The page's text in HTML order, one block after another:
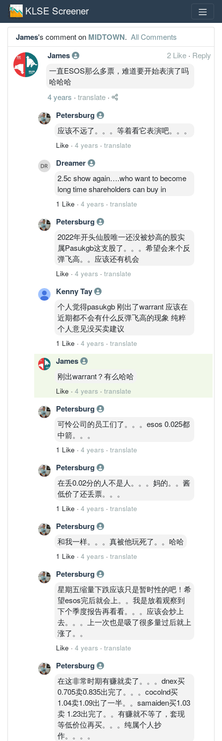
KLSE Screener
James's comment on MIDTOWN. All Comments
James 2 Like · Reply
一直ESOS那么多票，难道要开始表演了吗
哈哈哈
4 years · translate ·
Petersburg
应该不远了。。。等着看它表演吧。。。
Like · 4 years · translate
Dreamer
2.5c show again….who want to become
long time shareholders can buy in
1 Like · 4 years · translate
Petersburg
2022年开头仙股唯一还没被炒高的股实
属Pasukgb这支股了。。。希望会来个反
弹飞高。。应该还有机会
Like · 4 years · translate
Kenny Tay
个人觉得pasukgb 刚出了warrant 应该在
近期都不会有什么反弹飞高的现象 纯粹
个人意见没买卖建议
1 Like · 4 years · translate
James
刚出warrant？有么哈哈
Like · 4 years · translate
Petersburg
可怜公司的员工们了。。。esos 0.025都
中箭。。。
1 Like · 4 years · translate
Petersburg
在丢0.02分的人不是人。。。妈的。。酱
低价了还丢票。。。
1 Like · 4 years · translate
Petersburg
和我一样。。。真被他玩死了。。哈哈
1 Like · 4 years · translate
Petersburg
星期五缩量下跌应该只是暂时性的吧！希
望esos完后就会上。。我是放着观察到
下个季度报告再看看。。。应该会炒上
去。。。上一次也是吸了很多量过后就上
涨了。。
Like · 4 years · translate
Petersburg
在这非常时期有赚就卖了。。。dnex买
0.705卖0.835出完了。。。cocolnd买
1.04卖1.09出了一半。。samaiden买1.03
卖 1.23出完了。。有赚就不等了，套现
等低价位再买。。。纯属个人抄
作。。。。